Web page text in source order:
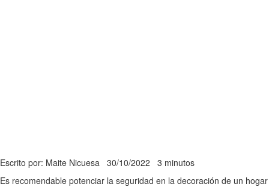
Escrito por: Maite Nicuesa 30/10/2022 3 minutos
Es recomendable potenciar la seguridad en la decoración de un hogar